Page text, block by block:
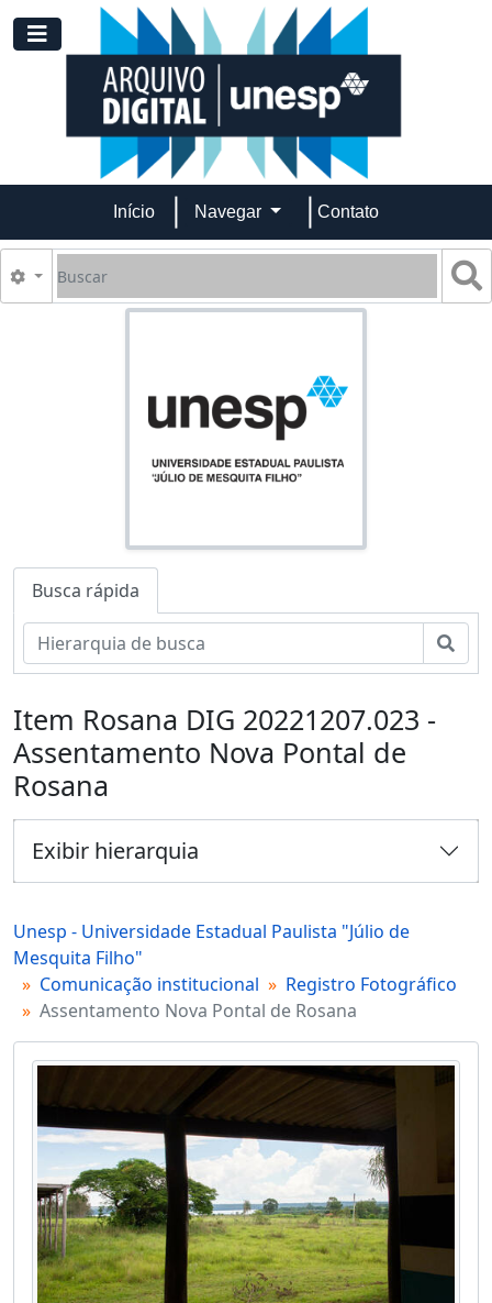
Skip to main content
Toggle navigation
Início Navegar Contato
Buscar
Opções de busca
Busca rápida
Item Rosana DIG 20221207.023 -
Assentamento Nova Pontal de
Rosana
Exibir hierarquia
Unesp - Universidade Estadual Paulista "Júlio de
Mesquita Filho"
Comunicação institucional
Registro Fotográfico
Assentamento Nova Pontal de Rosana